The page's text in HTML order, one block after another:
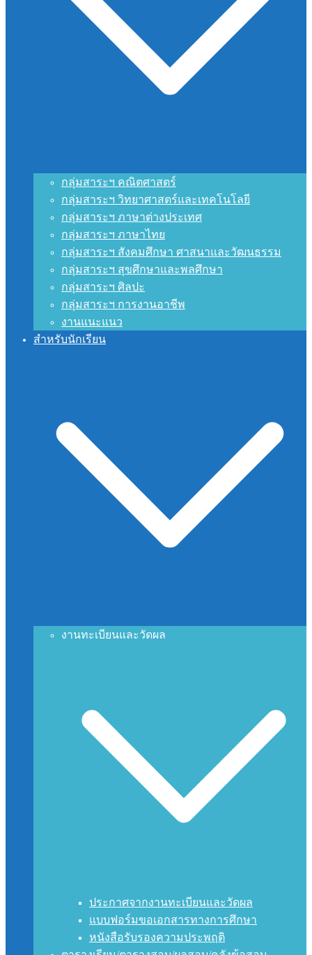
กลุ่มสาระฯ คณิตศาสตร์
กลุ่มสาระฯ วิทยาศาสตร์และเทคโนโลยี
กลุ่มสาระฯ ภาษาต่างประเทศ
กลุ่มสาระฯ ภาษาไทย
กลุ่มสาระฯ สังคมศึกษา ศาสนาและวัฒนธรรม
กลุ่มสาระฯ สุขศึกษาและพลศึกษา
กลุ่มสาระฯ ศิลปะ
กลุ่มสาระฯ การงานอาชีพ
งานแนะแนว
สำหรับนักเรียน
งานทะเบียนและวัดผล
ประกาศจากงานทะเบียนและวัดผล
แบบฟอร์มขอเอกสารทางการศึกษา
หนังสือรับรองความประพฤติ